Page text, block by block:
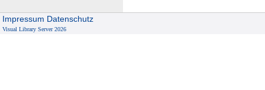
Impressum Datenschutz
Visual Library Server 2026